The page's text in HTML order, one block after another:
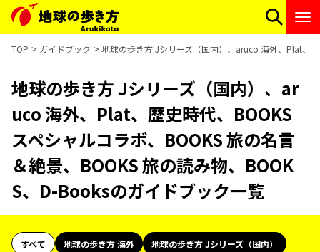
TOP ガイドブック 地球の歩き方 Jシリーズ（国内）、aruco 海外、Plat、
地球の歩き方 Jシリーズ（国内）、ar
uco 海外、Plat、歴史時代、BOOKS
スペシャルコラボ、BOOKS 旅の名言
＆絶景、BOOKS 旅の読み物、BOOK
S、D-Booksのガイドブック一覧
すべて 地球の歩き方 海外
地球の歩き方 Jシリーズ（国内）